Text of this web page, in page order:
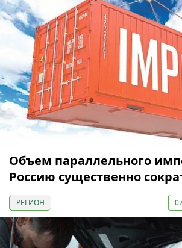
Объем параллельного
Россию существенно
РЕГИОН